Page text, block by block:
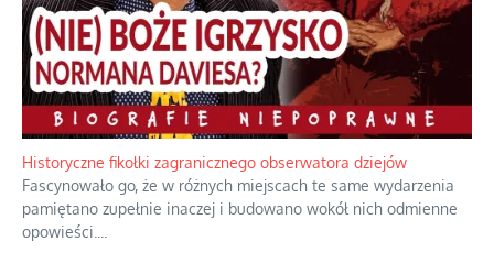
Rozważania o rodzinie przy zielonej herbacie
Rodzina to zbiór jednostek połączonych trwałymi, naturalnymi,
realnymi relacjami....